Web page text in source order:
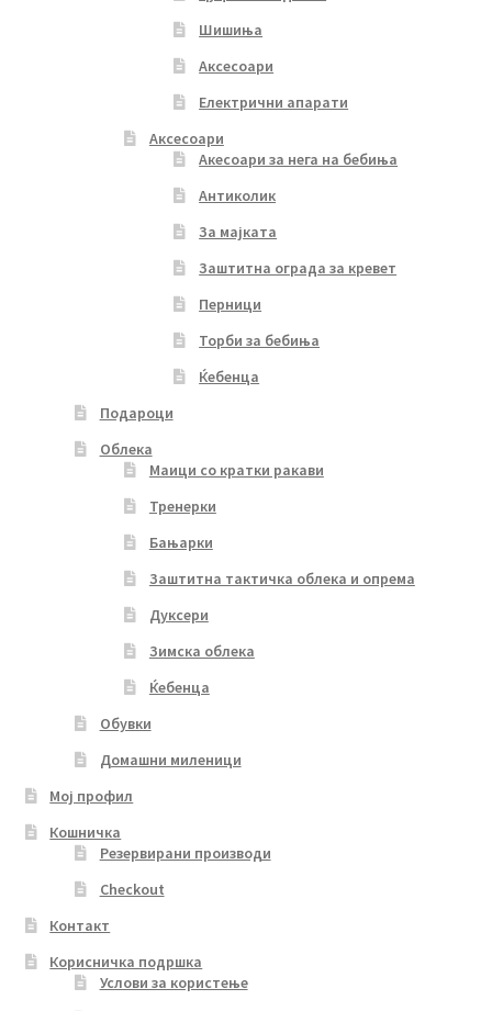
Шишиња
Аксесоари
Електрични апарати
Аксесоари
Акесоари за нега на бебиња
Антиколик
За мајката
Заштитна ограда за кревет
Перници
Торби за бебиња
Ќебенца
Подароци
Облека
Маици со кратки ракави
Тренерки
Бањарки
Заштитна тактичка облека и опрема
Дуксери
Зимска облека
Ќебенца
Обувки
Домашни миленици
Мој профил
Кошничка
Резервирани производи
Checkout
Контакт
Корисничка подршка
Услови за користење